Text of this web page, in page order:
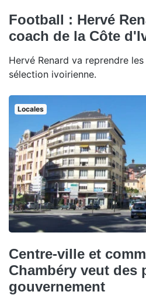
Football : Hervé
coach de la Côte
Hervé Renard va reprendre
sélection ivoirienne.
Locales
Centre-ville et
Chambéry veut des
gouvernement